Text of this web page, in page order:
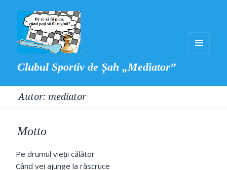
Clubul Sportiv de Șah „Mediator”
Autor: mediator
Motto
Pe drumul vieții călător
Când vei ajunge la răscruce